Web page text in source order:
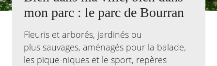
Actualités
Kiosque
Espace de services en ligne
mon parc : le parc de Bourran
Fleuris et arborés, jardinés ou
plus sauvages, aménagés pour la balade,
les pique-niques et le sport, repères